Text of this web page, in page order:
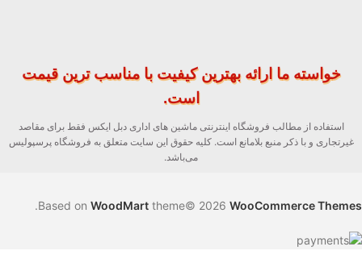
خواسته ما ارائه بهترین کیفیت با مناسب ترین قیمت
است.
استفاده از مطالب فروشگاه اینترنتی ماشین های اداری دبل ایکس فقط برای مقاصد
غیرتجاری و با ذکر منبع بلامانع است. کلیه حقوق این سایت متعلق به فروشگاه پرسپولیس
می‌باشد.
Based on WoodMart theme© 2026 WooCommerce Themes
.